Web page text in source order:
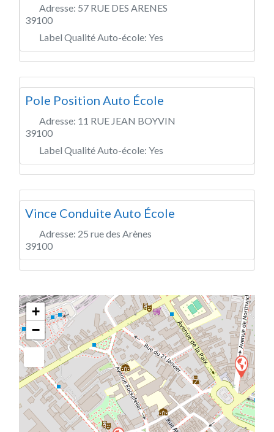
Adresse: 57 RUE DES ARENES
39100
Label Qualité Auto-école: Yes
Pole Position Auto École
Adresse: 11 RUE JEAN BOYVIN
39100
Label Qualité Auto-école: Yes
Vince Conduite Auto École
Adresse: 25 rue des Arènes
39100
+
−